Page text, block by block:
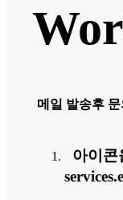
메일 발송후
아이콘